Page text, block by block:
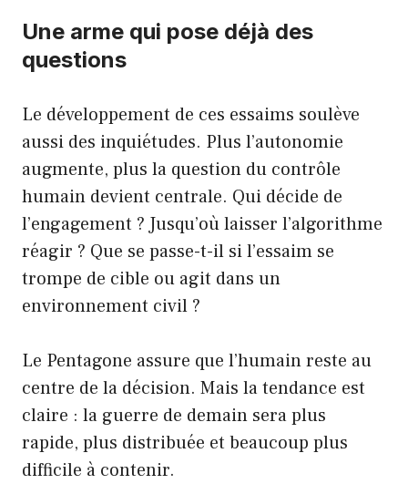
Une arme qui pose déjà des
questions
Le développement de ces essaims soulève
aussi des inquiétudes. Plus l’autonomie
augmente, plus la question du contrôle
humain devient centrale. Qui décide de
l’engagement ? Jusqu’où laisser l’algorithme
réagir ? Que se passe-t-il si l’essaim se
trompe de cible ou agit dans un
environnement civil ?
Le Pentagone assure que l’humain reste au
centre de la décision. Mais la tendance est
claire : la guerre de demain sera plus
rapide, plus distribuée et beaucoup plus
difficile à contenir.